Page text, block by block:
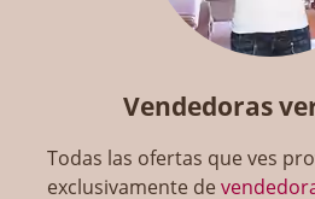
Vendedoras
Todas las ofertas que ves
exclusivamente de